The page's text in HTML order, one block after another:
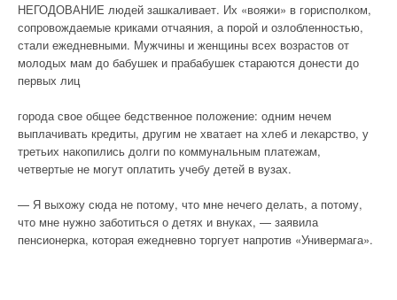
НЕГОДОВАНИЕ людей зашкаливает. Их «вояжи» в горисполком,
сопровождаемые криками отчаяния, а порой и озлобленностью,
стали ежедневными. Мужчины и женщины всех возрастов от
молодых мам до бабушек и прабабушек стараются донести до
первых лиц
города свое общее бедственное положение: одним нечем
выплачивать кредиты, другим не хватает на хлеб и лекарство, у
третьих накопились долги по коммунальным платежам,
четвертые не могут оплатить учебу детей в вузах.
— Я выхожу сюда не потому, что мне нечего делать, а потому,
что мне нужно заботиться о детях и внуках, — заявила
пенсионерка, которая ежедневно торгует напротив «Универмага».